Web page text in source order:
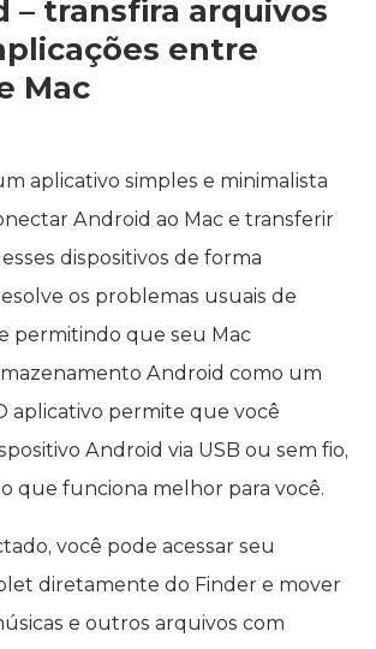
– transfira arquivos
entre
Mac
aplicativo simples e minimalista
Android ao Mac e transferir
dispositivos de forma
os problemas usuais de
permitindo que seu Mac
Android como um
aplicativo permite que você
Android via USB ou sem fio,
que funciona melhor para você.
você pode acessar seu
diretamente do Finder e mover
e outros arquivos com